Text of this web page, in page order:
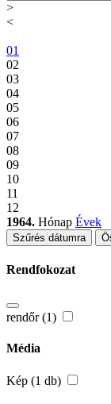
>
<
01
02
03
04
05
06
07
08
09
10
11
12
1964. Hónap Évek
Szűrés dátumra
Rendfokozat
rendőr (1)
Média
Kép (1 db)